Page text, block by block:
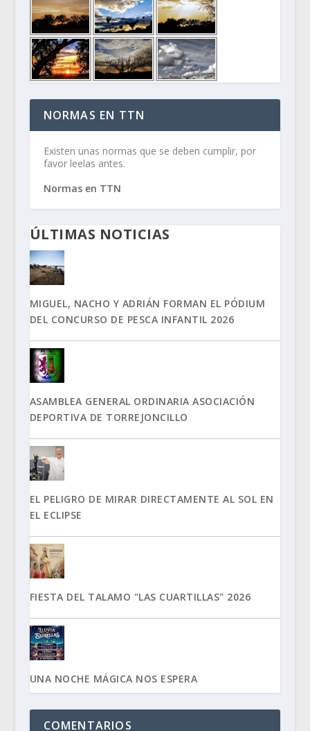
NORMAS EN TTN
Existen unas normas que se deben cumplir, por
favor leelas antes.
Normas en TTN
ÚLTIMAS NOTICIAS
MIGUEL, NACHO Y ADRIÁN FORMAN EL PÓDIUM
DEL CONCURSO DE PESCA INFANTIL 2026
ASAMBLEA GENERAL ORDINARIA ASOCIACIÓN
DEPORTIVA DE TORREJONCILLO
EL PELIGRO DE MIRAR DIRECTAMENTE AL SOL EN
EL ECLIPSE
FIESTA DEL TALAMO "LAS CUARTILLAS" 2026
UNA NOCHE MÁGICA NOS ESPERA
COMENTARIOS